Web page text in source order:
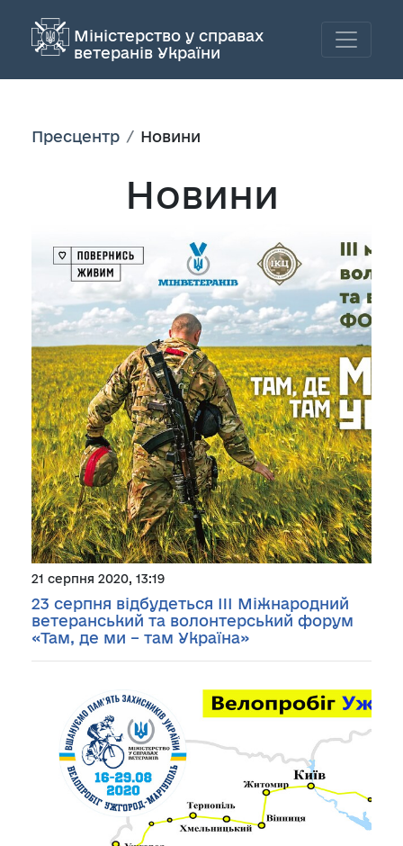
Міністерство у справах
ветеранів України
Пресцентр Новини
Новини
21 серпня 2020, 13:19
23 серпня відбудеться III Міжнародний
ветеранський та волонтерський форум
«Там, де ми – там Україна»